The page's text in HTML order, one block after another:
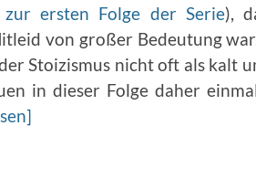
ersten Folge der Serie),
von großer Bedeutung
Stoizismus nicht oft als kalt
in dieser Folge daher